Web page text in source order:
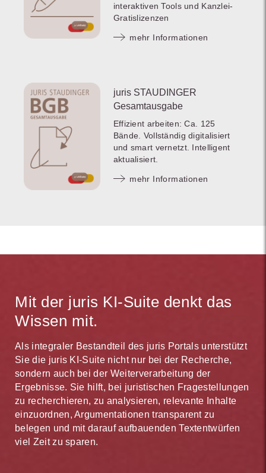
interaktiven Tools und Kanzlei-
Gratislizenzen
mehr Informationen
juris STAUDINGER
Gesamtausgabe
Effizient arbeiten: Ca. 125
Bände. Vollständig digitalisiert
und smart vernetzt. Intelligent
aktualisiert.
mehr Informationen
Mit der juris KI-Suite denkt das
Wissen mit.
Als integraler Bestandteil des juris Portals unterstützt
Sie die juris KI-Suite nicht nur bei der Recherche,
sondern auch bei der Weiterverarbeitung der
Ergebnisse. Sie hilft, bei juristischen Fragestellungen
zu recherchieren, zu analysieren, relevante Inhalte
einzuordnen, Argumentationen transparent zu
belegen und mit darauf aufbauenden Textentwürfen
viel Zeit zu sparen.